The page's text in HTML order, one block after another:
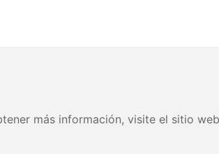
más información, visite el sitio